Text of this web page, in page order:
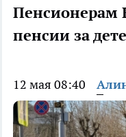
Пенсионерам
пенсии за
12 мая 08:40